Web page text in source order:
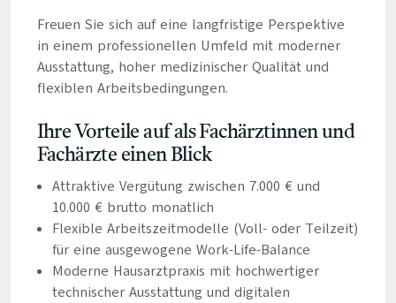
Freuen Sie sich auf eine langfristige Perspektive
in einem professionellen Umfeld mit moderner
Ausstattung, hoher medizinischer Qualität und
flexiblen Arbeitsbedingungen.
Ihre Vorteile auf als Fachärztinnen und
Fachärzte einen Blick
Attraktive Vergütung zwischen 7.000 € und
10.000 € brutto monatlich
Flexible Arbeitszeitmodelle (Voll- oder Teilzeit)
für eine ausgewogene Work-Life-Balance
Moderne Hausarztpraxis mit hochwertiger
technischer Ausstattung und digitalen